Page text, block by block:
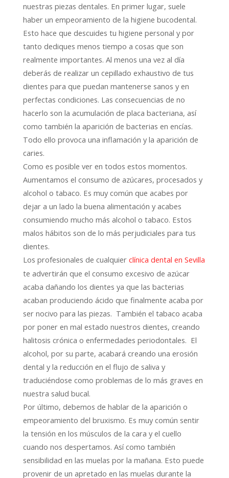
nuestras piezas dentales. En primer lugar, suele
haber un empeoramiento de la higiene bucodental.
Esto hace que descuides tu higiene personal y por
tanto dediques menos tiempo a cosas que son
realmente importantes. Al menos una vez al día
deberás de realizar un cepillado exhaustivo de tus
dientes para que puedan mantenerse sanos y en
perfectas condiciones. Las consecuencias de no
hacerlo son la acumulación de placa bacteriana, así
como también la aparición de bacterias en encías.
Todo ello provoca una inflamación y la aparición de
caries.
Como es posible ver en todos estos momentos.
Aumentamos el consumo de azúcares, procesados y
alcohol o tabaco. Es muy común que acabes por
dejar a un lado la buena alimentación y acabes
consumiendo mucho más alcohol o tabaco. Estos
malos hábitos son de lo más perjudiciales para tus
dientes.
Los profesionales de cualquier clínica dental en Sevilla
te advertirán que el consumo excesivo de azúcar
acaba dañando los dientes ya que las bacterias
acaban produciendo ácido que finalmente acaba por
ser nocivo para las piezas. También el tabaco acaba
por poner en mal estado nuestros dientes, creando
halitosis crónica o enfermedades periodontales. El
alcohol, por su parte, acabará creando una erosión
dental y la reducción en el flujo de saliva y
traduciéndose como problemas de lo más graves en
nuestra salud bucal.
Por último, debemos de hablar de la aparición o
empeoramiento del bruxismo. Es muy común sentir
la tensión en los músculos de la cara y el cuello
cuando nos despertamos. Así como también
sensibilidad en las muelas por la mañana. Esto puede
provenir de un apretado en las muelas durante la